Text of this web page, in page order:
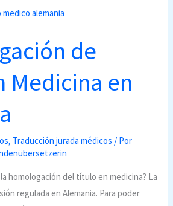
de
Medicina en
, Traducción jurada médicos / Por
homologación del título en medicina? La
regulada en Alemania. Para poder